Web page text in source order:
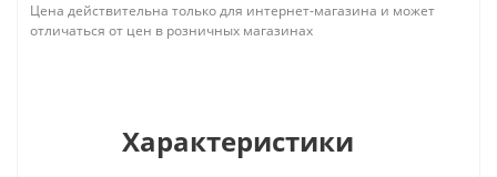
Цена действительна только для интернет-магазина и может
отличаться от цен в розничных магазинах
Характеристики